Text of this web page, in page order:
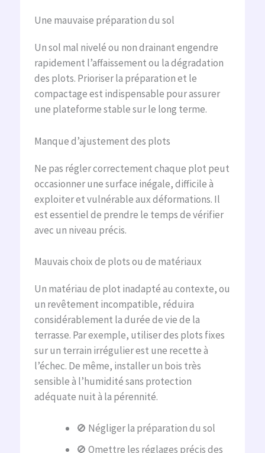
Une mauvaise préparation du sol
Un sol mal nivelé ou non drainant engendre
rapidement l’affaissement ou la dégradation
des plots. Prioriser la préparation et le
compactage est indispensable pour assurer
une plateforme stable sur le long terme.
Manque d’ajustement des plots
Ne pas régler correctement chaque plot peut
occasionner une surface inégale, difficile à
exploiter et vulnérable aux déformations. Il
est essentiel de prendre le temps de vérifier
avec un niveau précis.
Mauvais choix de plots ou de matériaux
Un matériau de plot inadapté au contexte, ou
un revêtement incompatible, réduira
considérablement la durée de vie de la
terrasse. Par exemple, utiliser des plots fixes
sur un terrain irrégulier est une recette à
l’échec. De même, installer un bois très
sensible à l’humidité sans protection
adéquate nuit à la pérennité.
🚫 Négliger la préparation du sol
🚫 Omettre les réglages précis des